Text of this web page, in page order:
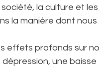
la culture et
la manière dont
effets profonds sur
une